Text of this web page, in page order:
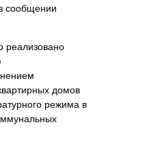
сообщении
реализовано
домов
режима в